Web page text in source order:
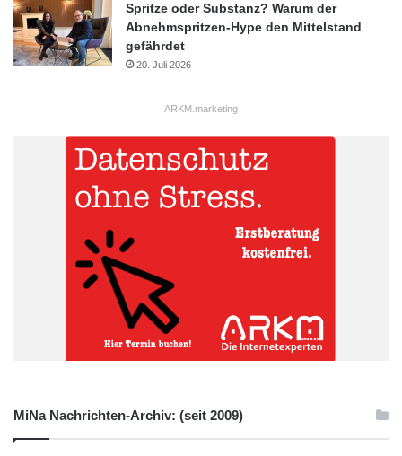
Spritze oder Substanz? Warum der
Abnehmspritzen-Hype den Mittelstand
gefährdet
20. Juli 2026
ARKM.marketing
MiNa Nachrichten-Archiv: (seit 2009)